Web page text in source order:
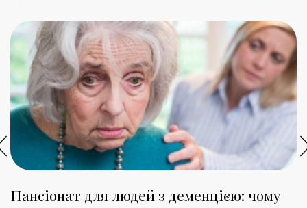
Пансіонат для людей з деменцією: чому